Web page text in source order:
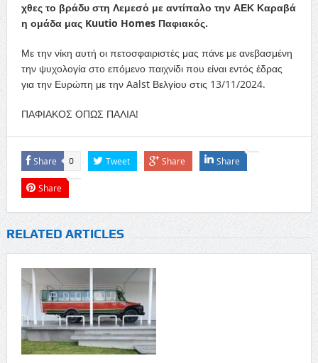
χθες το βράδυ στη Λεμεσό με αντίπαλο την ΑΕΚ Καραβά
η ομάδα μας Kuutio Homes Παφιακός.
Με την νίκη αυτή οι πετοσφαιριστές μας πάνε με ανεβασμένη
την ψυχολογία στο επόμενο παιχνίδι που είναι εντός έδρας
για την Ευρώπη με την Aalst Βελγίου στις 13/11/2024.
ΠΑΦΙΑΚΟΣ ΟΠΩΣ ΠΑΛΙΑ!
Share 0 Tweet Share Share
Share
RELATED ARTICLES